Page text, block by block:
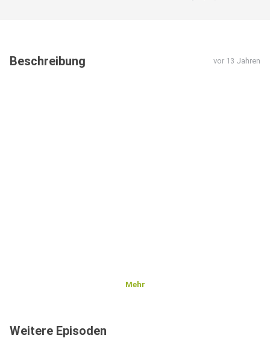
Beschreibung vor 13 Jahren
Mehr
Weitere Episoden